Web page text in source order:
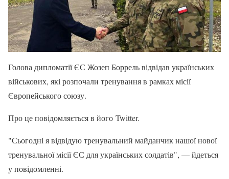
Голова дипломатії ЄС Жозеп Боррель відвідав українських
військових, які розпочали тренування в рамках місії
Європейського союзу.
Про це повідомляється в його Twitter.
"Сьогодні я відвідую тренувальний майданчик нашої нової
тренувальної місії ЄС для українських солдатів", — йдеться
у повідомленні.